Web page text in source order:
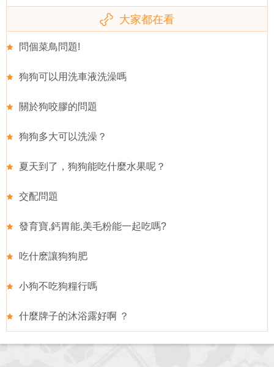
大家都在看
問個菜鳥問題!
狗狗可以用洗車液洗澡嗎
關於狗咬膠的問題
狗狗多大可以洗澡？
夏天到了，狗狗能吃什麼水果呢？
交配問題
發育寶,鈣胃能,美毛粉能一起吃嗎?
吃什麽讓狗狗肥
小狗不吃狗糧行嗎
什麼牌子的沐浴露好啊 ？